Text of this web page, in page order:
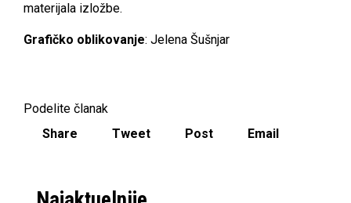
materijala izložbe.
Grafičko oblikovanje: Jelena Šušnjar
Podelite članak
Share
Tweet Post Email